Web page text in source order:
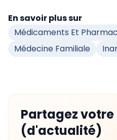
En savoir plus sur
Médicaments Et
Médecine Familiale
Partagez
(d'actualité)